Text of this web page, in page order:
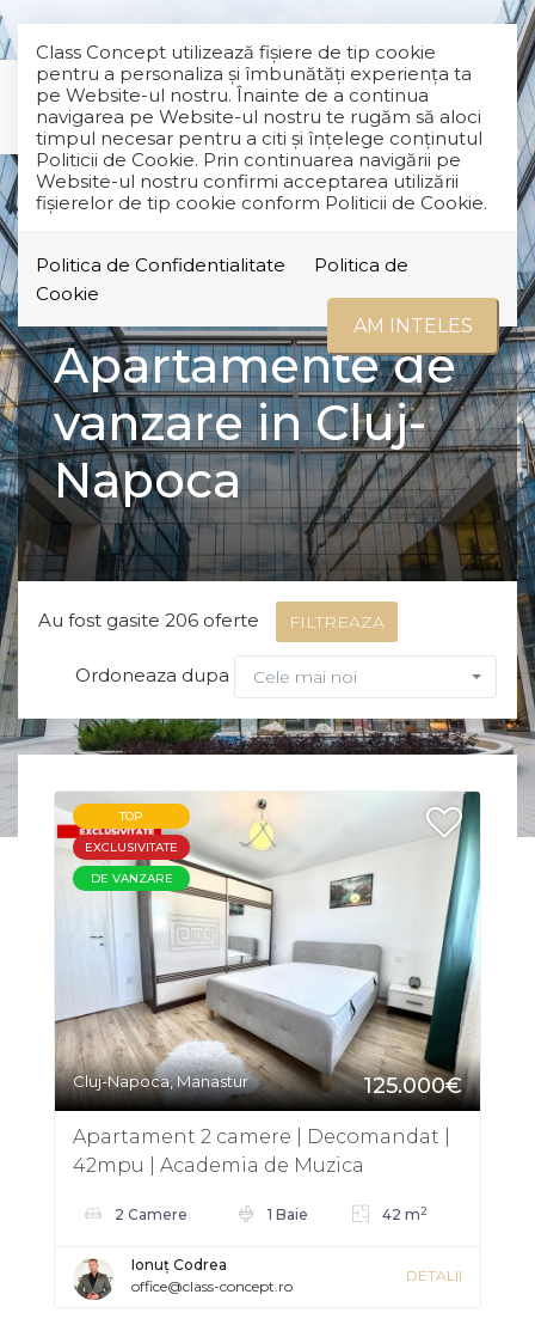
Class Concept utilizează fişiere de tip cookie
pentru a personaliza și îmbunătăți experiența ta
pe Website-ul nostru. Înainte de a continua
navigarea pe Website-ul nostru te rugăm să aloci
timpul necesar pentru a citi și înțelege conținutul
Politicii de Cookie. Prin continuarea navigării pe
Website-ul nostru confirmi acceptarea utilizării
fişierelor de tip cookie conform Politicii de Cookie.
Politica de Confidentialitate
Politica de
Cookie
AM INTELES
Apartamente de
vanzare in Cluj-
Napoca
Au fost gasite 206 oferte FILTREAZA
Ordoneaza dupa Cele mai noi
TOP
EXCLUSIVITATE
DE VANZARE
Cluj-Napoca, Manastur 125.000€
Apartament 2 camere | Decomandat |
42mpu | Academia de Muzica
2 Camere 1 Baie 42 m2
Ionuț Codrea
office@class-concept.ro
DETALII